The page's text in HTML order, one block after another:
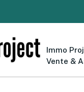
Immo
Vente &